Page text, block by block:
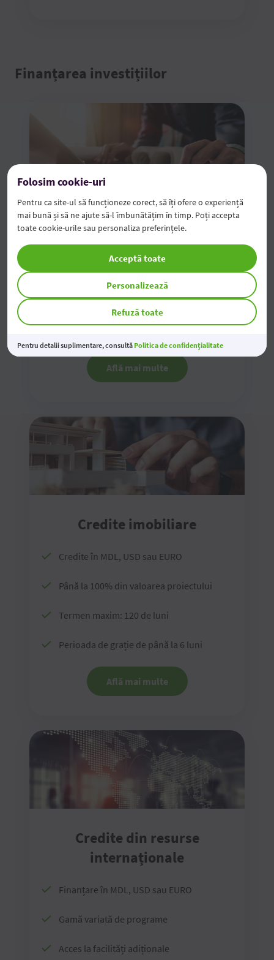
Finanțarea investițiilor
Credite pentru investiții
Credite în MDL, USD sau EURO
Până la 100% din valoarea proiectului
Termen maxim: 60 de luni
Află mai multe
Credite imobiliare
Credite în MDL, USD sau EURO
Până la 100% din valoarea proiectului
Termen maxim: 120 de luni
Perioada de grație de până la 6 luni
Află mai multe
Credite din resurse
internaționale
Finanțare în MDL, USD sau EURO
Gamă variată de programe
Acces la facilități adiționale
Folosim cookie-uri
Pentru ca site-ul să funcționeze corect, să îți ofere o experiență
mai bună și să ne ajute să-l îmbunătățim în timp. Poți accepta
toate cookie-urile sau personaliza preferințele.
Refuză toate
Personalizează
Acceptă toate
Pentru detalii suplimentare, consultă Politica de confidențialitate